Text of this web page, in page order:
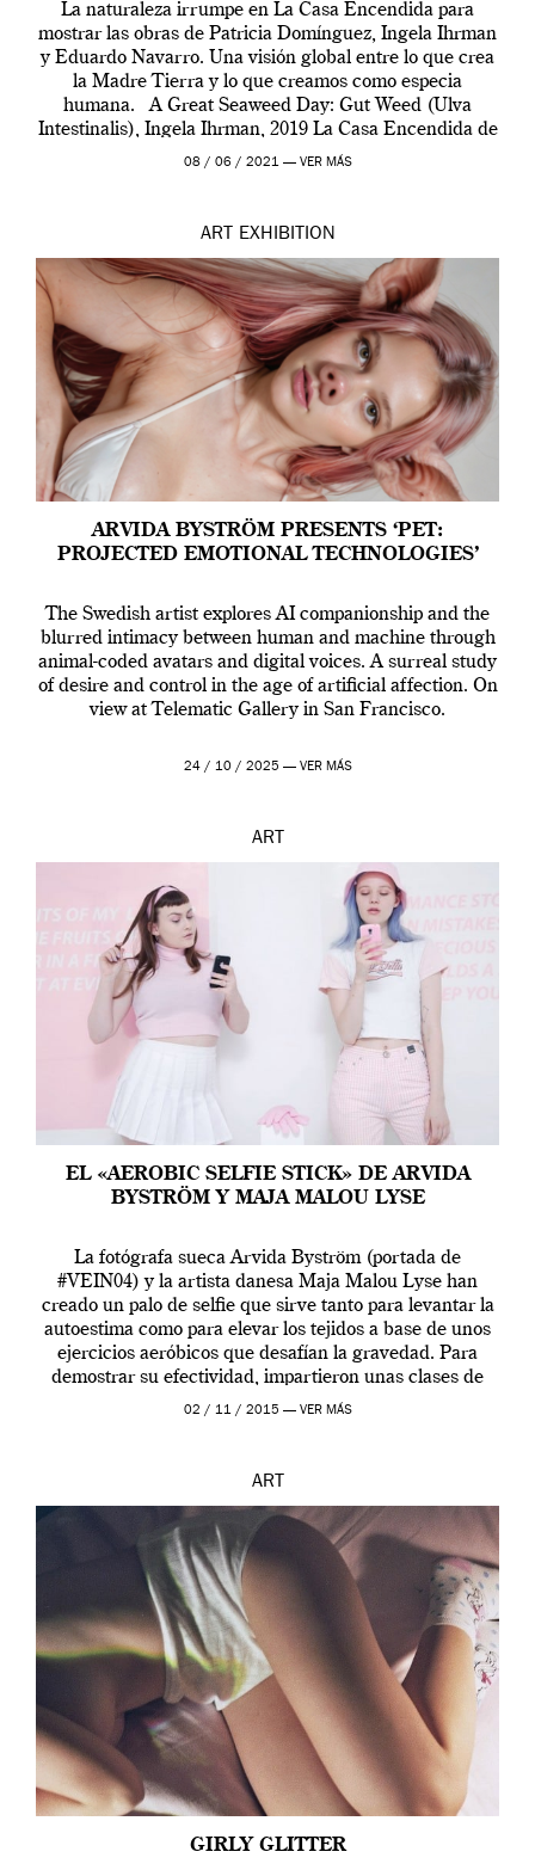
La naturaleza irrumpe en La Casa Encendida para
mostrar las obras de Patricia Domínguez, Ingela Ihrman
y Eduardo Navarro. Una visión global entre lo que crea
la Madre Tierra y lo que creamos como especia
humana. A Great Seaweed Day: Gut Weed (Ulva
Intestinalis), Ingela Ihrman, 2019 La Casa Encendida de
Madrid y la Wellcome […]
08 / 06 / 2021 — VER MÁS
ART EXHIBITION
ARVIDA BYSTRÖM PRESENTS ‘PET:
PROJECTED EMOTIONAL TECHNOLOGIES’
The Swedish artist explores AI companionship and the
blurred intimacy between human and machine through
animal-coded avatars and digital voices. A surreal study
of desire and control in the age of artificial affection. On
view at Telematic Gallery in San Francisco.
24 / 10 / 2025 — VER MÁS
ART
EL «AEROBIC SELFIE STICK» DE ARVIDA
BYSTRÖM Y MAJA MALOU LYSE
La fotógrafa sueca Arvida Byström (portada de
#VEIN04) y la artista danesa Maja Malou Lyse han
creado un palo de selfie que sirve tanto para levantar la
autoestima como para elevar los tejidos a base de unos
ejercicios aeróbicos que desafían la gravedad. Para
demostrar su efectividad, impartieron unas clases de
prueba en el Tate […]
02 / 11 / 2015 — VER MÁS
ART
GIRLY GLITTER